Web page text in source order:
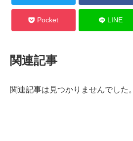
Pocket LINE
関連記事
関連記事は見つかりませんでした。